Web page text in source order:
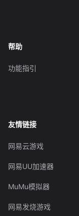
帮助
功能指引
友情链接
网易云游戏
网易UU加速器
MuMu模拟器
网易发烧游戏